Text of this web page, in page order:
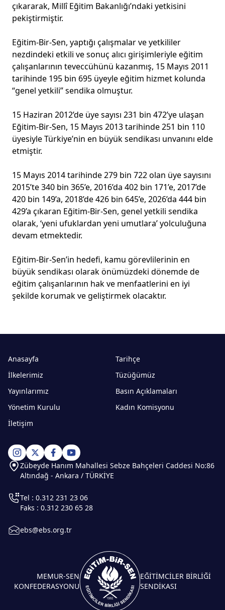
çıkararak, Millî Eğitim Bakanlığı’ndaki yetkisini
pekiştirmiştir.
Eğitim-Bir-Sen, yaptığı çalışmalar ve yetkililer
nezdindeki etkili ve sonuç alıcı girişimleriyle eğitim
çalışanlarının teveccühünü kazanmış, 15 Mayıs 2011
tarihinde 195 bin 695 üyeyle eğitim hizmet kolunda
“genel yetkili” sendika olmuştur.
15 Haziran 2012’de üye sayısı 231 bin 472’ye ulaşan
Eğitim-Bir-Sen, 15 Mayıs 2013 tarihinde 251 bin 110
üyesiyle Türkiye’nin en büyük sendikası unvanını elde
etmiştir.
15 Mayıs 2014 tarihinde 279 bin 722 olan üye sayısını
2015’te 340 bin 365’e, 2016’da 402 bin 171’e, 2017’de
420 bin 149’a, 2018’de 426 bin 645’e, 2026’da 444 bin
429’a çıkaran Eğitim-Bir-Sen, genel yetkili sendika
olarak, ‘yeni ufuklardan yeni umutlara’ yolculuğuna
devam etmektedir.
Eğitim-Bir-Sen’in hedefi, kamu görevlilerinin en
büyük sendikası olarak önümüzdeki dönemde de
eğitim çalışanlarının hak ve menfaatlerini en iyi
şekilde korumak ve geliştirmek olacaktır.
Anasayfa
Tarihçe
İlkelerimiz
Tüzüğümüz
Yayınlarımız
Basın Açıklamaları
Yönetim Kurulu
Kadın Komisyonu
İletişim
MEMUR-SEN
KONFEDERASYONU
EĞİTİMCİLER BİRLİĞİ
SENDİKASI
Zübeyde Hanım Mahallesi Sebze Bahçeleri Caddesi No:86
Altındağ - Ankara / TÜRKİYE
Tel : 0.312 231 23 06
Faks : 0.312 230 65 28
ebs@ebs.org.tr